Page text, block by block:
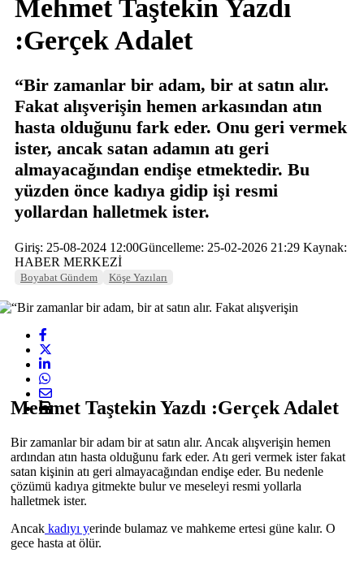
Mehmet Taştekin Yazdı
:Gerçek Adalet
“Bir zamanlar bir adam, bir at satın alır.
Fakat alışverişin hemen arkasından atın
hasta olduğunu fark eder. Onu geri vermek
ister, ancak satan adamın atı geri
almayacağından endişe etmektedir. Bu
yüzden önce kadıya gidip işi resmi
yollardan halletmek ister.
Giriş: 25-08-2024 12:00Güncelleme: 25-02-2026 21:29 Kaynak:
HABER MERKEZİ
Boyabat Gündem Köşe Yazıları
Mehmet Taştekin Yazdı :Gerçek Adalet
Bir zamanlar bir adam bir at satın alır. Ancak alışverişin hemen
ardından atın hasta olduğunu fark eder. Atı geri vermek ister fakat
satan kişinin atı geri almayacağından endişe eder. Bu nedenle
çözümü kadıya gitmekte bulur ve meseleyi resmi yollarla
halletmek ister.
Ancak kadıyı yerinde bulamaz ve mahkeme ertesi güne kalır. O
gece hasta at ölür.